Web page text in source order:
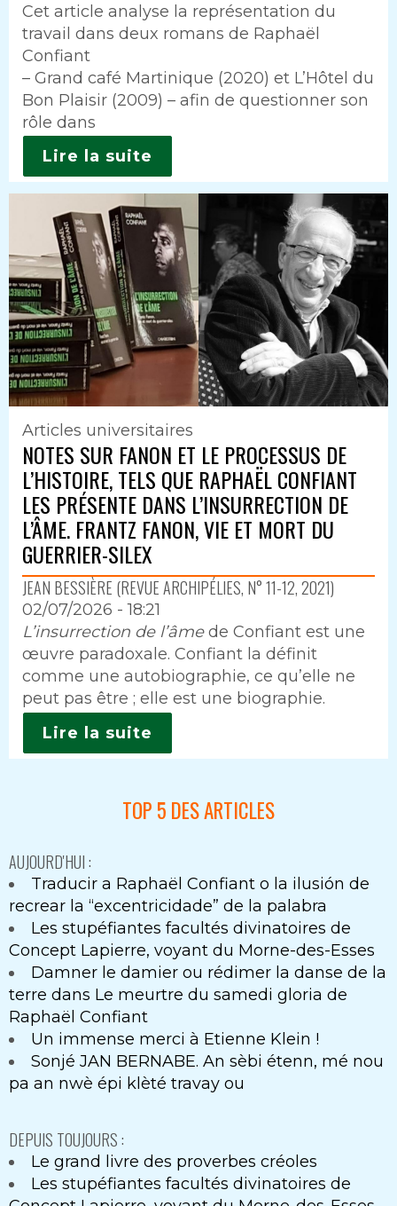
Intro
Cet article analyse la représentation du
travail dans deux romans de Raphaël
Confiant
– Grand café Martinique (2020) et L’Hôtel du
Bon Plaisir (2009) – afin de questionner son
rôle dans
Lire la suite
Articles universitaires
NOTES SUR FANON ET LE PROCESSUS DE
L’HISTOIRE, TELS QUE RAPHAËL CONFIANT
LES PRÉSENTE DANS L’INSURRECTION DE
L’ÂME. FRANTZ FANON, VIE ET MORT DU
GUERRIER-SILEX
JEAN BESSIÈRE (REVUE ARCHIPÉLIES, N° 11-12, 2021)
02/07/2026 - 18:21
Intro
L’insurrection de l’âmede Confiant est une
œuvre paradoxale. Confiant la définit
comme une autobiographie, ce qu’elle ne
peut pas être ; elle est une biographie.
Lire la suite
TOP 5 DES ARTICLES
AUJOURD'HUI :
Traducir a Raphaël Confiant o la ilusión de
recrear la “excentricidade” de la palabra
Les stupéfiantes facultés divinatoires de
Concept Lapierre, voyant du Morne-des-Esses
Damner le damier ou rédimer la danse de la
terre dans Le meurtre du samedi gloria de
Raphaël Confiant
Un immense merci à Etienne Klein !
Sonjé JAN BERNABE. An sèbi étenn, mé nou
pa an nwè épi klèté travay ou
DEPUIS TOUJOURS :
Le grand livre des proverbes créoles
Les stupéfiantes facultés divinatoires de